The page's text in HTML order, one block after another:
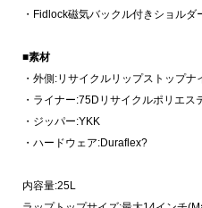
・Fidlock磁気バックル付きショルダ
■素材
・外側:リサイクルリップストップナ
・ライナー:75Dリサイクルポリエス
・ジッパー:YKK
・ハードウェア:Duraflex?
内容量:25L